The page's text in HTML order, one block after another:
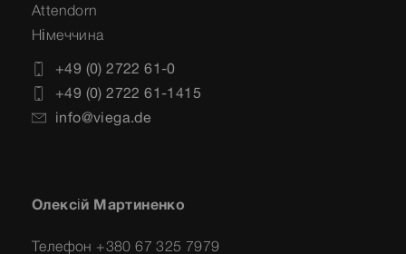
Attendorn
Німеччина
+49 (0) 2722 61-0
+49 (0) 2722 61-1415
info@viega.de
Олексій Мартиненко
Телефон +380 67 325 7979